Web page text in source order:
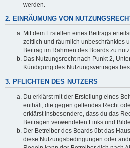
werden.
2. EINRÄUMUNG VON
Mit dem Erstellen eines Beitrags
zeitlich und räumlich unbeschränktes
Beitrag im Rahmen des Boards zu
Das Nutzungsrecht nach Punkt 2,
Kündigung des Nutzungsvertrages
3. PFLICHTEN DES NUTZERS
Du erklärst mit der Erstellung eines
enthält, die gegen geltendes Recht
erklärst insbesondere, dass du das
Beiträgen verwendeten Links und
Der Betreiber des Boards übt das
diese Nutzungsbedingungen oder